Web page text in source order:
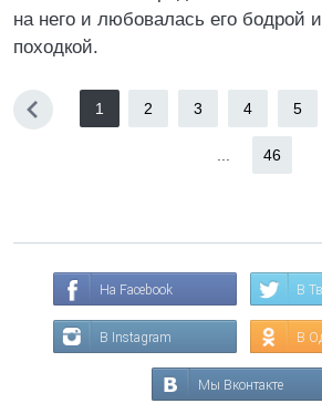
на него и любовалась его бодрой
походкой.
1 2 3 4 5
46
На Facebook В
В Instagram В
Мы Вконтакте